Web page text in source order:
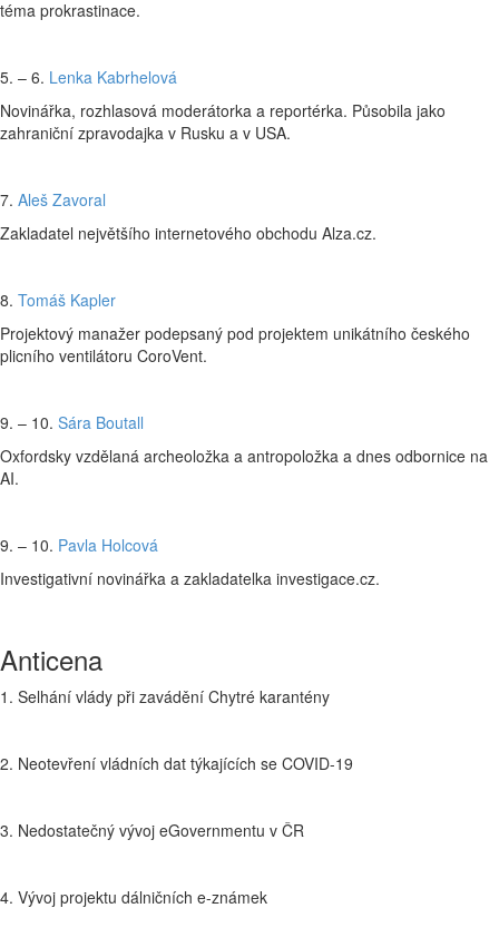
téma prokrastinace.
5. – 6. Lenka Kabrhelová
Novinářka, rozhlasová moderátorka a reportérka. Působila jako
zahraniční zpravodajka v Rusku a v USA.
7. Aleš Zavoral
Zakladatel největšího internetového obchodu Alza.cz.
8. Tomáš Kapler
Projektový manažer podepsaný pod projektem unikátního českého
plicního ventilátoru CoroVent.
9. – 10. Sára Boutall
Oxfordsky vzdělaná archeoložka a antropoložka a dnes odbornice na
AI.
9. – 10. Pavla Holcová
Investigativní novinářka a zakladatelka investigace.cz.
Anticena
1. Selhání vlády při zavádění Chytré karantény
2. Neotevření vládních dat týkajících se COVID-19
3. Nedostatečný vývoj eGovernmentu v ČR
4. Vývoj projektu dálničních e-známek